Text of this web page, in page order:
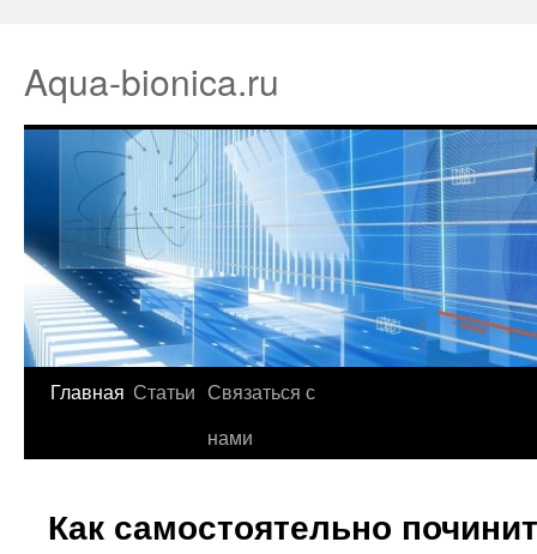
Aqua-bionica.ru
Главная Статьи Связаться с
нами
Как самостоятельно